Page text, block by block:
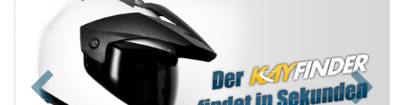
Zurück